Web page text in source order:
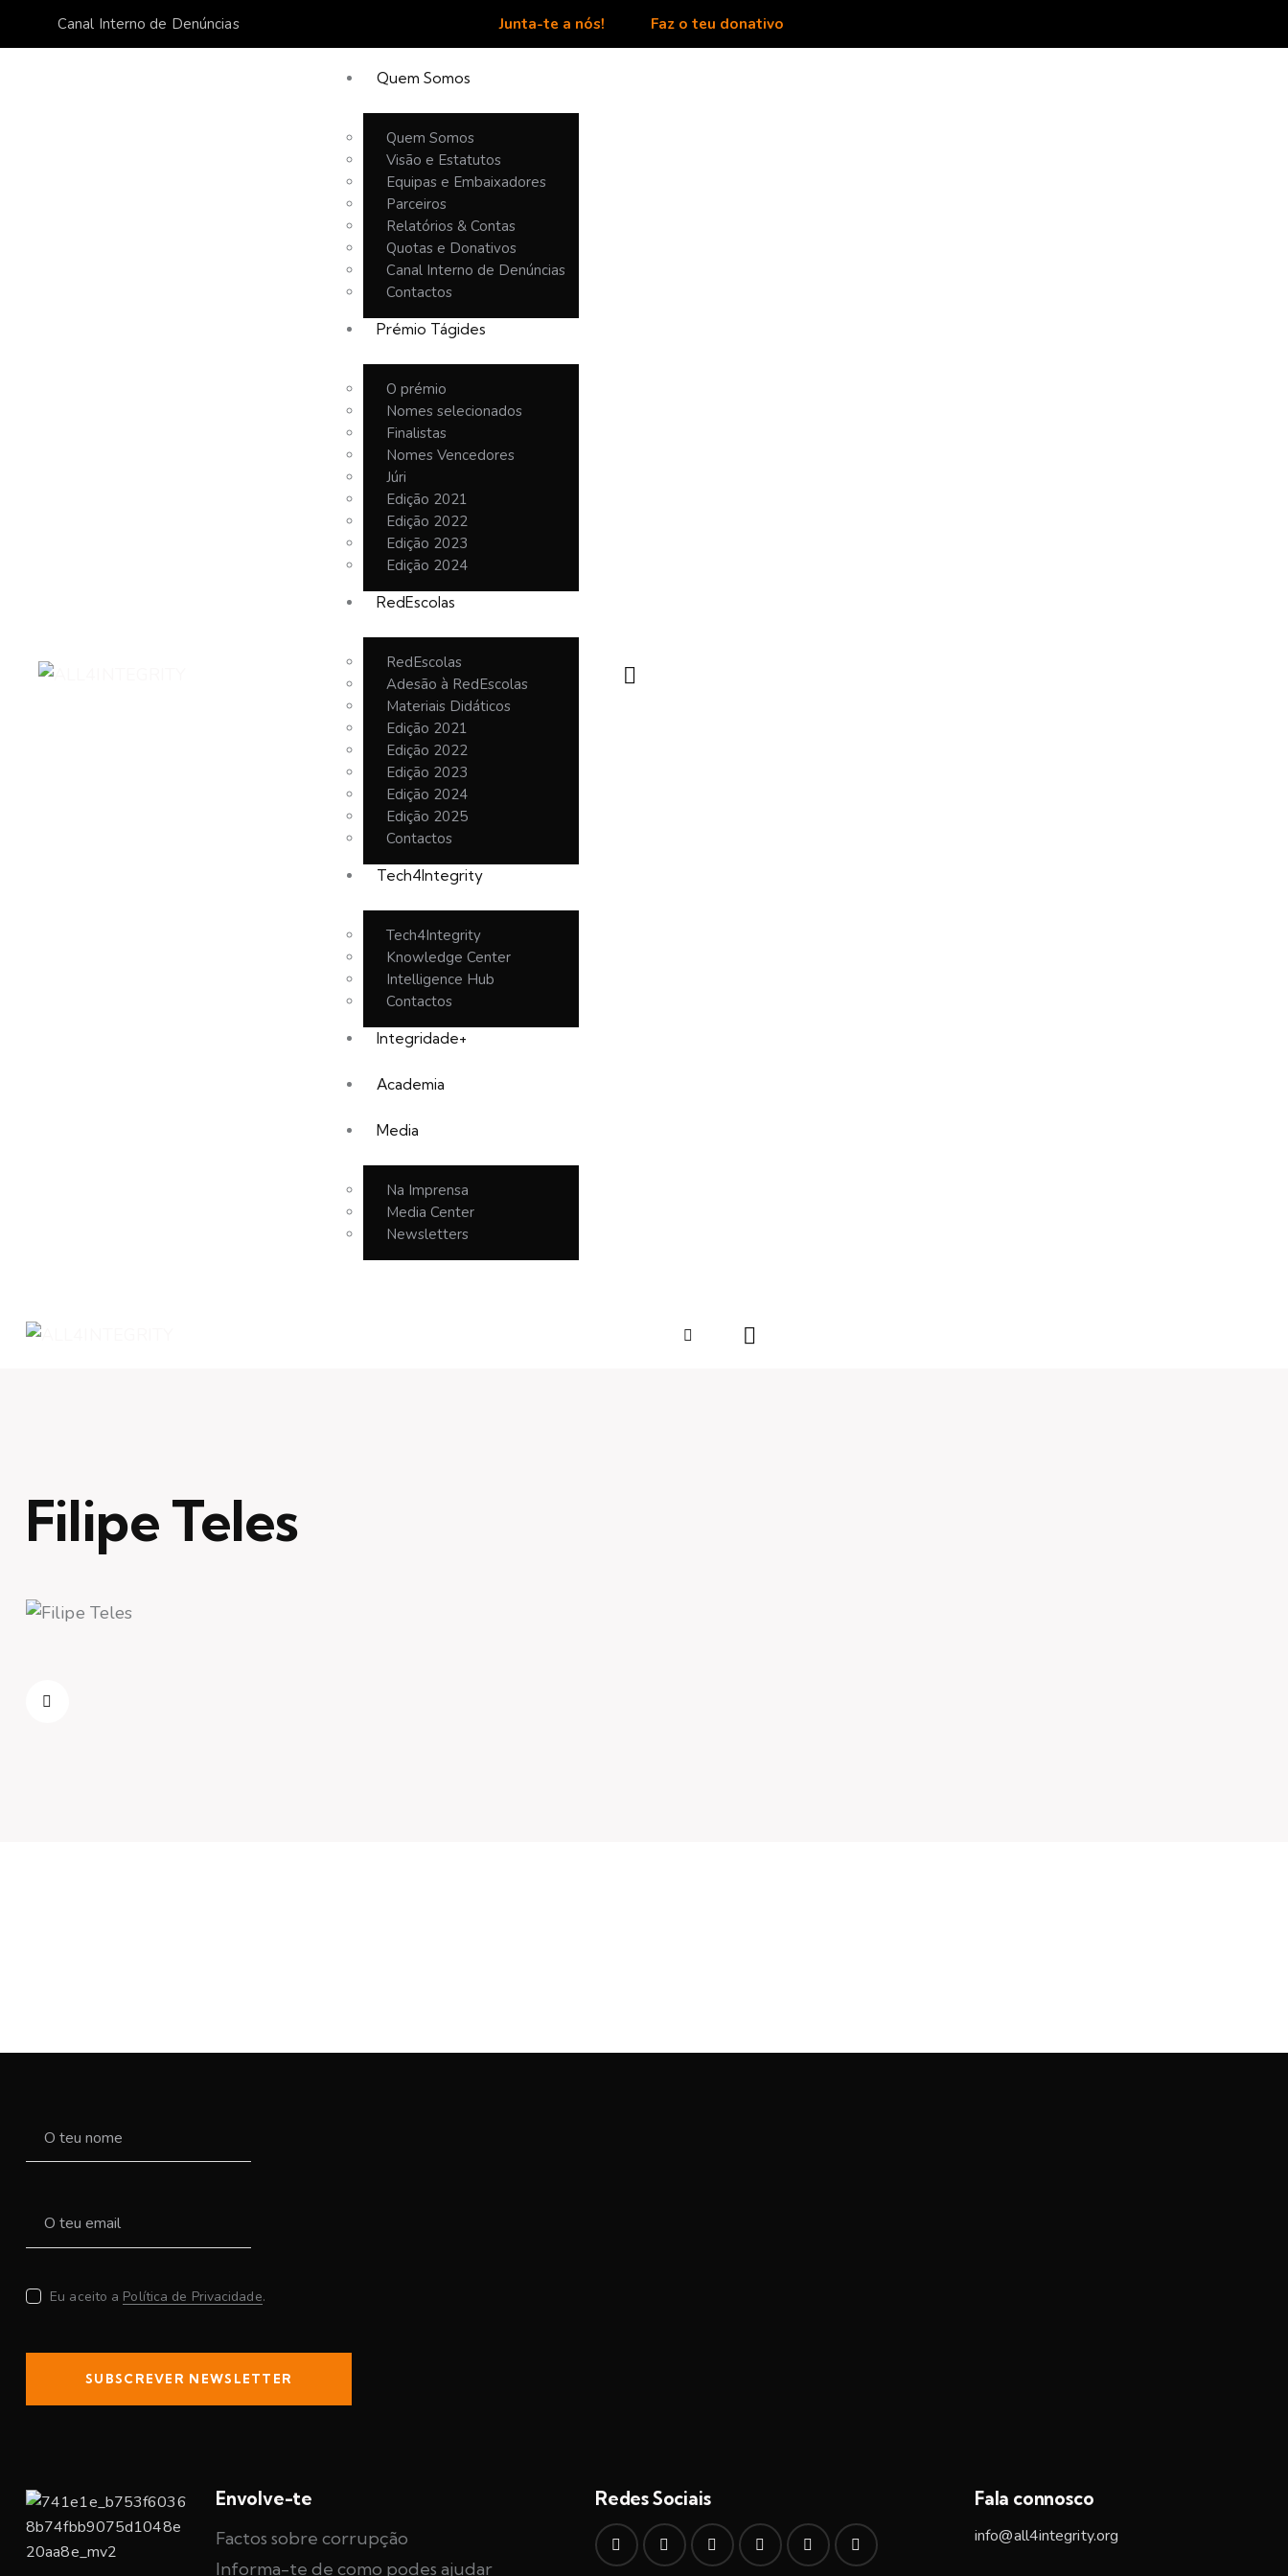
Canal Interno de Denúncias Junta-te a nós! Faz o teu donativo
Quem Somos
Quem Somos
Visão e Estatutos
Equipas e Embaixadores
Parceiros
Relatórios & Contas
Quotas e Donativos
Canal Interno de Denúncias
Contactos
Prémio Tágides
O prémio
Nomes selecionados
Finalistas
Nomes Vencedores
Júri
Edição 2021
Edição 2022
Edição 2023
Edição 2024
RedEscolas
RedEscolas
Adesão à RedEscolas
Materiais Didáticos
Edição 2021
Edição 2022
Edição 2023
Edição 2024
Edição 2025
Contactos
Tech4Integrity
Tech4Integrity
Knowledge Center
Intelligence Hub
Contactos
Integridade+
Academia
Media
Na Imprensa
Media Center
Newsletters
Filipe Teles
Eu aceito a Política de Privacidade.
SUBSCREVER NEWSLETTER
Envolve-te
Factos sobre corrupção
Informa-te de como podes ajudar
Redes Sociais Fala connosco
info@all4integrity.org